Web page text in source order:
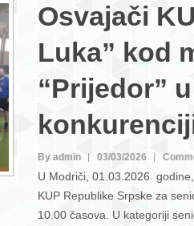
Osvajači
Luka” kod
“Prijedor” u
By admin 03/03/2026
U Modriči, 01.03.2026.
KUP Republike Srpske za
10.00 časova. U kategoriji